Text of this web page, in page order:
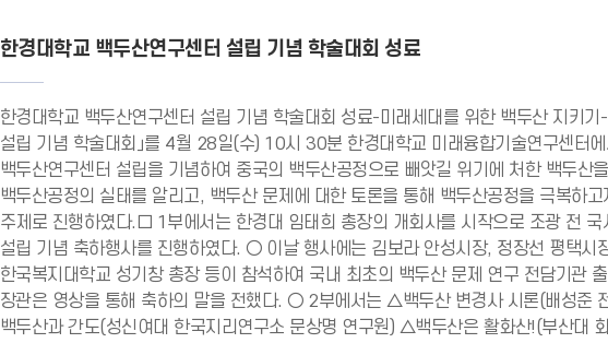
한경대학교 백두산연구센터 설립 기념 학술대회 성료
한경대학교 백두산연구센터 설립 기념 학술대회 성료-미래세대를 위한 백두산 지키
설립 기념 학술대회」를 4월 28일(수) 10시 30분 한경대학교 미래융합기술연구센터
백두산연구센터 설립을 기념하여 중국의 백두산공정으로 빼앗길 위기에 처한 백두
백두산공정의 실태를 알리고, 백두산 문제에 대한 토론을 통해 백두산공정을 극복하
주제로 진행하였다.□ 1부에서는 한경대 임태희 총장의 개회사를 시작으로 조광 전
설립 기념 축하행사를 진행하였다. ○ 이날 행사에는 김보라 안성시장, 정장선 평택시
한국복지대학교 성기창 총장 등이 참석하여 국내 최초의 백두산 문제 연구 전담기관
장관은 영상을 통해 축하의 말을 전했다. ○ 2부에서는 △백두산 변경사 시론(배성준
백두산과 간도(성신여대 한국지리연구소 문상명 연구원) △백두산은 활화산!(부산대